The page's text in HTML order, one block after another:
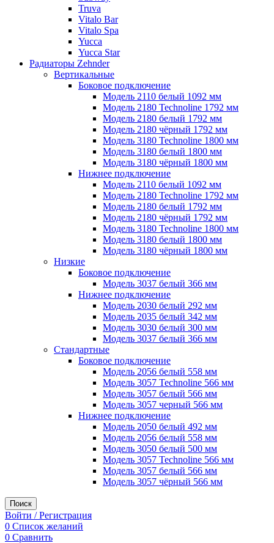
Truva
Vitalo Bar
Vitalo Spa
Yucca
Yucca Star
Радиаторы Zehnder
Вертикальные
Боковое подключение
Модель 2110 белый 1092 мм
Модель 2180 Technoline 1792 мм
Модель 2180 белый 1792 мм
Модель 2180 чёрный 1792 мм
Модель 3180 Technoline 1800 мм
Модель 3180 белый 1800 мм
Модель 3180 чёрный 1800 мм
Нижнее подключение
Модель 2110 белый 1092 мм
Модель 2180 Technoline 1792 мм
Модель 2180 белый 1792 мм
Модель 2180 чёрный 1792 мм
Модель 3180 Technoline 1800 мм
Модель 3180 белый 1800 мм
Модель 3180 чёрный 1800 мм
Низкие
Боковое подключение
Модель 3037 белый 366 мм
Нижнее подключение
Модель 2030 белый 292 мм
Модель 2035 белый 342 мм
Модель 3030 белый 300 мм
Модель 3037 белый 366 мм
Стандартные
Боковое подключение
Модель 2056 белый 558 мм
Модель 3057 Technoline 566 мм
Модель 3057 белый 566 мм
Модель 3057 черный 566 мм
Нижнее подключение
Модель 2050 белый 492 мм
Модель 2056 белый 558 мм
Модель 3050 белый 500 мм
Модель 3057 Technoline 566 мм
Модель 3057 белый 566 мм
Модель 3057 чёрный 566 мм
Поиск
Войти / Регистрация
0 Список желаний
0 Сравнить